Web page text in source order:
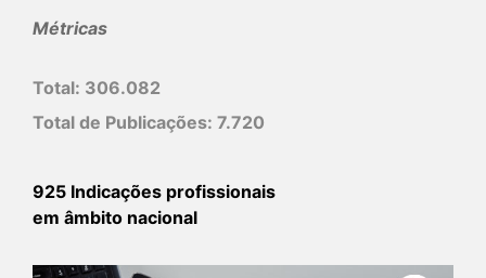
Métricas
Total: 306.082
Total de Publicações: 7.720
925 Indicações profissionais
em âmbito nacional